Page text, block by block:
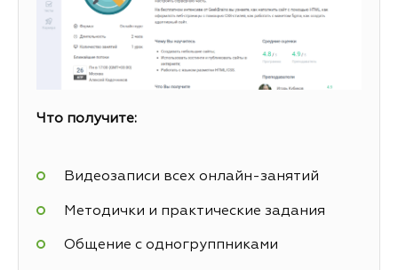
Что получите:
Видеозаписи всех онлайн-занятий
Методички и практические задания
Общение с одногруппниками